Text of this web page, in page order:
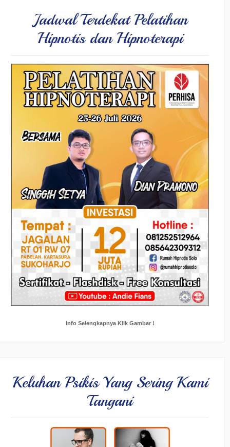
Jadwal Terdekat Pelatihan
Hipnotis dan Hipnoterapi
Info Selengkapnya Klik Gambar !
Keluhan Psikis Yang Sering Kami
Tangani